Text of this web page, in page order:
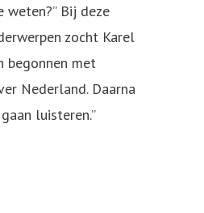
Bij deze
zocht Karel
begonnen met
Nederland. Daarna
luisteren.”